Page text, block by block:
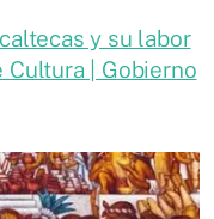
y su labor
Cultura | Gobierno